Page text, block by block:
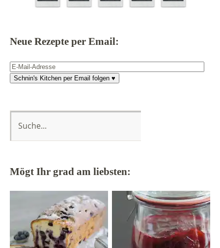
Neue Rezepte per Email:
E-
Mail-
Schnin's Kitchen per Email folgen ♥
Mögt Ihr grad am liebsten: